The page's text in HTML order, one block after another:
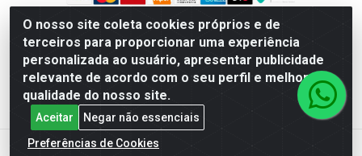
O nosso site coleta cookies próprios e de
terceiros para proporcionar uma experiência
personalizada ao usuário, apresentar publicidade
relevante de acordo com o seu perfil e melhorar a
qualidade do nosso site.
Aceitar
Negar não essenciais
Preferências de Cookies
Rede Brasil - Avenida Universitária, nº 3860, Jardim das
Américas II Etapa - Anápolis/GO - CEP 75070-415 -
CNPJ 07.728.073/0002-24